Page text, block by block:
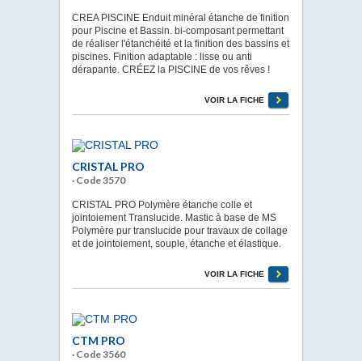
CREA PISCINE Enduit minéral étanche de finition
pour Piscine et Bassin. bi-composant permettant
de réaliser l'étanchéité et la finition des bassins et
piscines. Finition adaptable : lisse ou anti
dérapante. CRÉEZ la PISCINE de vos rêves !
VOIR LA FICHE
CRISTAL PRO
· Code 3570
CRISTAL PRO Polymère étanche colle et
jointoiement Translucide. Mastic à base de MS
Polymère pur translucide pour travaux de collage
et de jointoiement, souple, étanche et élastique.
VOIR LA FICHE
CTM PRO
· Code 3560